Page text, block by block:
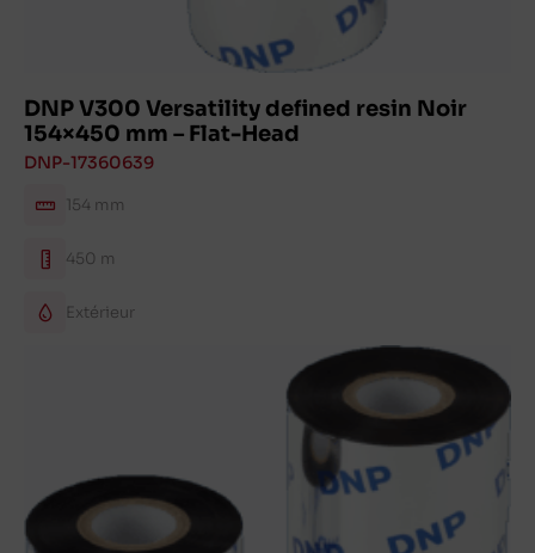
DNP V300 Versatility defined resin Noir
154×450 mm – Flat-Head
DNP-17360639
154 mm
450 m
Extérieur